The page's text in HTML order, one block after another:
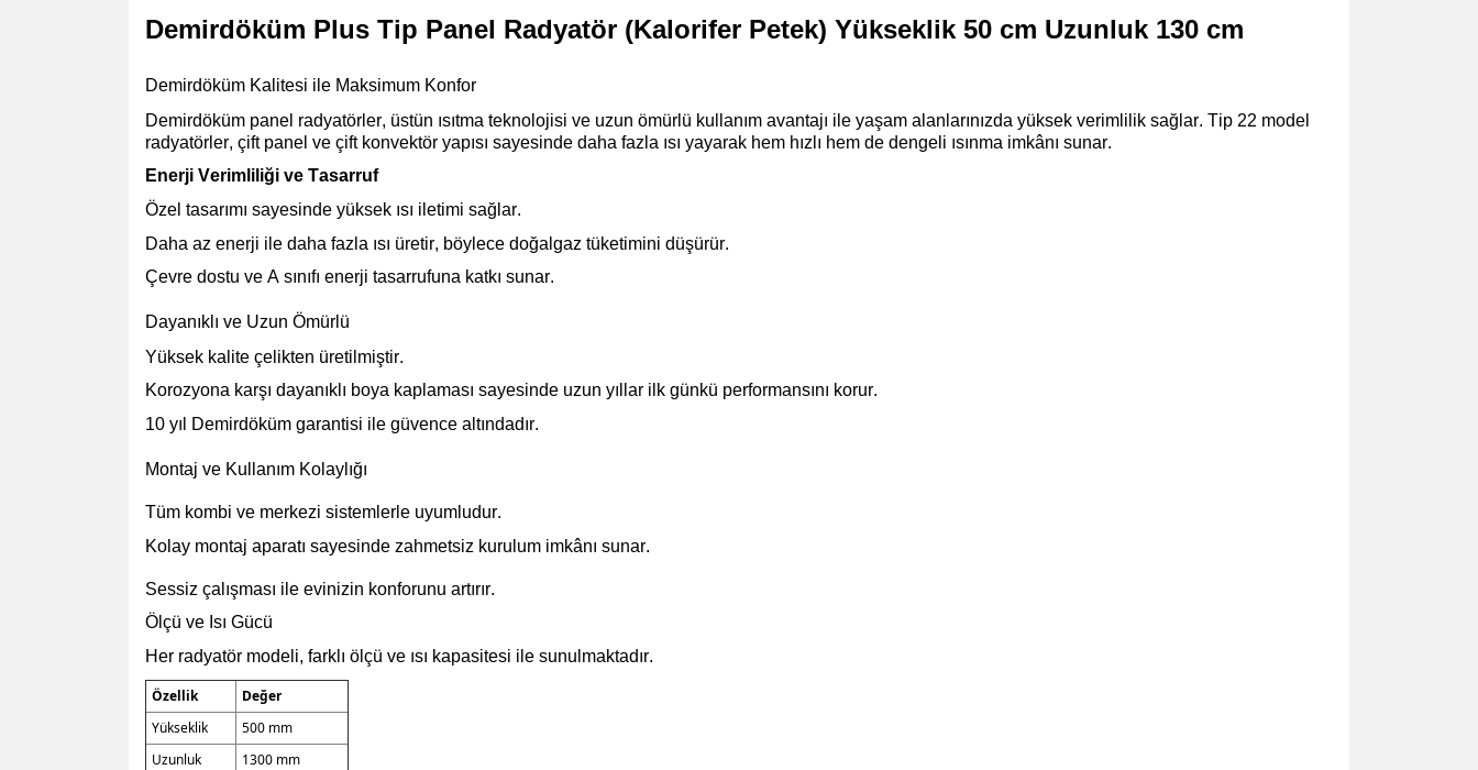
Demirdöküm Plus Tip Panel Radyatör (Kalorifer Petek) Yükseklik 50 cm Uzunluk 130 cm
Demirdöküm Kalitesi ile Maksimum Konfor
Demirdöküm panel radyatörler, üstün ısıtma teknolojisi ve uzun ömürlü kullanım avantajı ile yaşam alanlarınızda yüksek verimlilik sağlar. Tip 22 model
radyatörler, çift panel ve çift konvektör yapısı sayesinde daha fazla ısı yayarak hem hızlı hem de dengeli ısınma imkânı sunar.
Enerji Verimliliği ve Tasarruf
Özel tasarımı sayesinde yüksek ısı iletimi sağlar.
Daha az enerji ile daha fazla ısı üretir, böylece doğalgaz tüketimini düşürür.
Çevre dostu ve A sınıfı enerji tasarrufuna katkı sunar.
Dayanıklı ve Uzun Ömürlü
Yüksek kalite çelikten üretilmiştir.
Korozyona karşı dayanıklı boya kaplaması sayesinde uzun yıllar ilk günkü performansını korur.
10 yıl Demirdöküm garantisi ile güvence altındadır.
Montaj ve Kullanım Kolaylığı
Tüm kombi ve merkezi sistemlerle uyumludur.
Kolay montaj aparatı sayesinde zahmetsiz kurulum imkânı sunar.
Sessiz çalışması ile evinizin konforunu artırır.
Ölçü ve Isı Gücü
Her radyatör modeli, farklı ölçü ve ısı kapasitesi ile sunulmaktadır.
Özellik
Değer
Yükseklik
500 mm
Uzunluk
1300 mm